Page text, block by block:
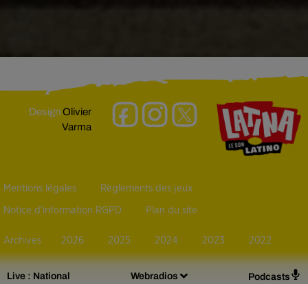
Live : National Webradios Podcasts
DesignOlivier
Varma
Mentions légales Règlements des jeux
Notice d’information RGPD Plan du site
Archives 2026 2025 2024 2023 2022